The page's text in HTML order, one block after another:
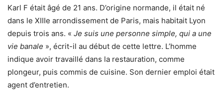
Karl F était âgé de 21 ans. D’origine normande, il était né
dans le XIIIe arrondissement de Paris, mais habitait Lyon
depuis trois ans. « Je suis une personne simple, qui a une
vie banale », écrit-il au début de cette lettre. L’homme
indique avoir travaillé dans la restauration, comme
plongeur, puis commis de cuisine. Son dernier emploi était
agent d’entretien.